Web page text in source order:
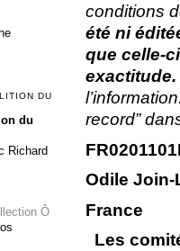
conditions
été ni
que celle-
exactitude.
record”
Odile Join-
France
Les
DU
du
Richard
Ô